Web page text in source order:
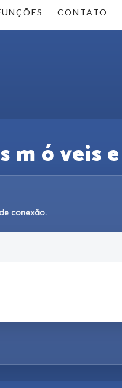
CONTATO
m ó veis
conexão.